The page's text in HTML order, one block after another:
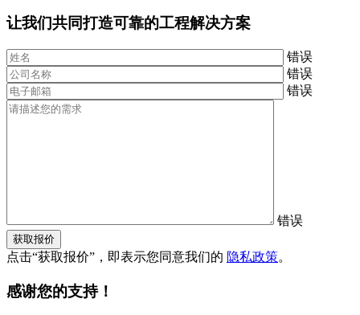
让我们共同打造可靠的工程解决方案
错误
错误
错误
错误
获取报价
点击“获取报价”，即表示您同意我们的 隐私政策。
感谢您的支持！